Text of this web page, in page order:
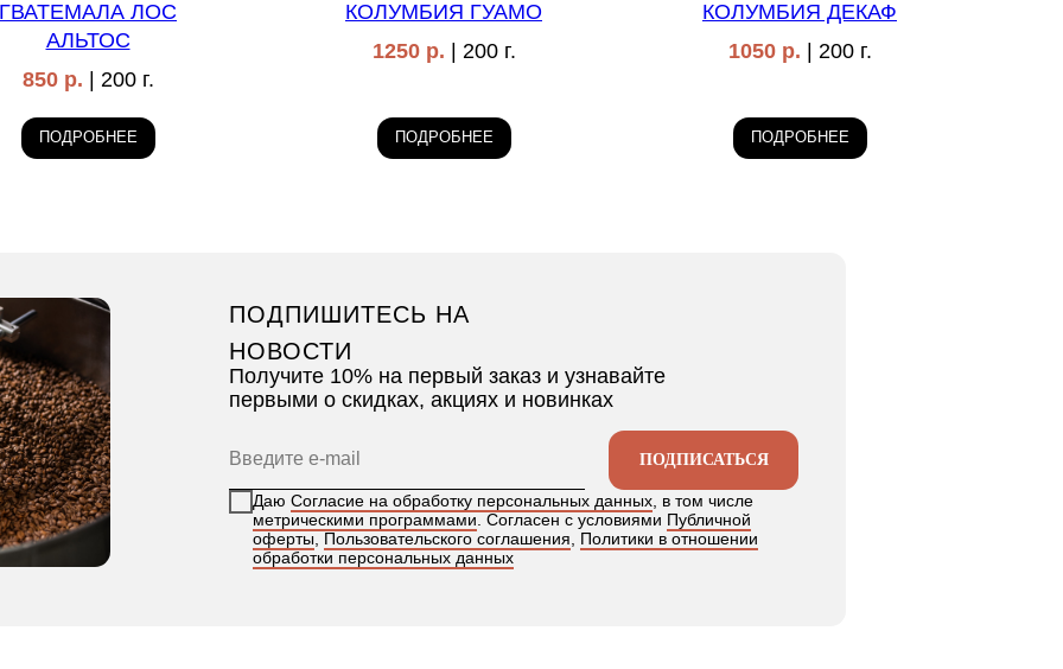
ГВАТЕМАЛА ЛОС
АЛЬТОС
850 р. | 200 г.
ПОДРОБНЕЕ
КОЛУМБИЯ ГУАМО
1250 р. | 200 г.
ПОДРОБНЕЕ
КОЛУМБИЯ ДЕКАФ
1050 р. | 200 г.
ПОДРОБНЕЕ
ПОДПИШИТЕСЬ НА
НОВОСТИ
Получите 10% на первый заказ и узнавайте
первыми о скидках, акциях и новинках
Даю Согласие на обработку персональных данных, в том числе
метрическими программами. Согласен с условиями Публичной
оферты, Пользовательского соглашения, Политики в отношении
обработки персональных данных
ПОДПИСАТЬСЯ